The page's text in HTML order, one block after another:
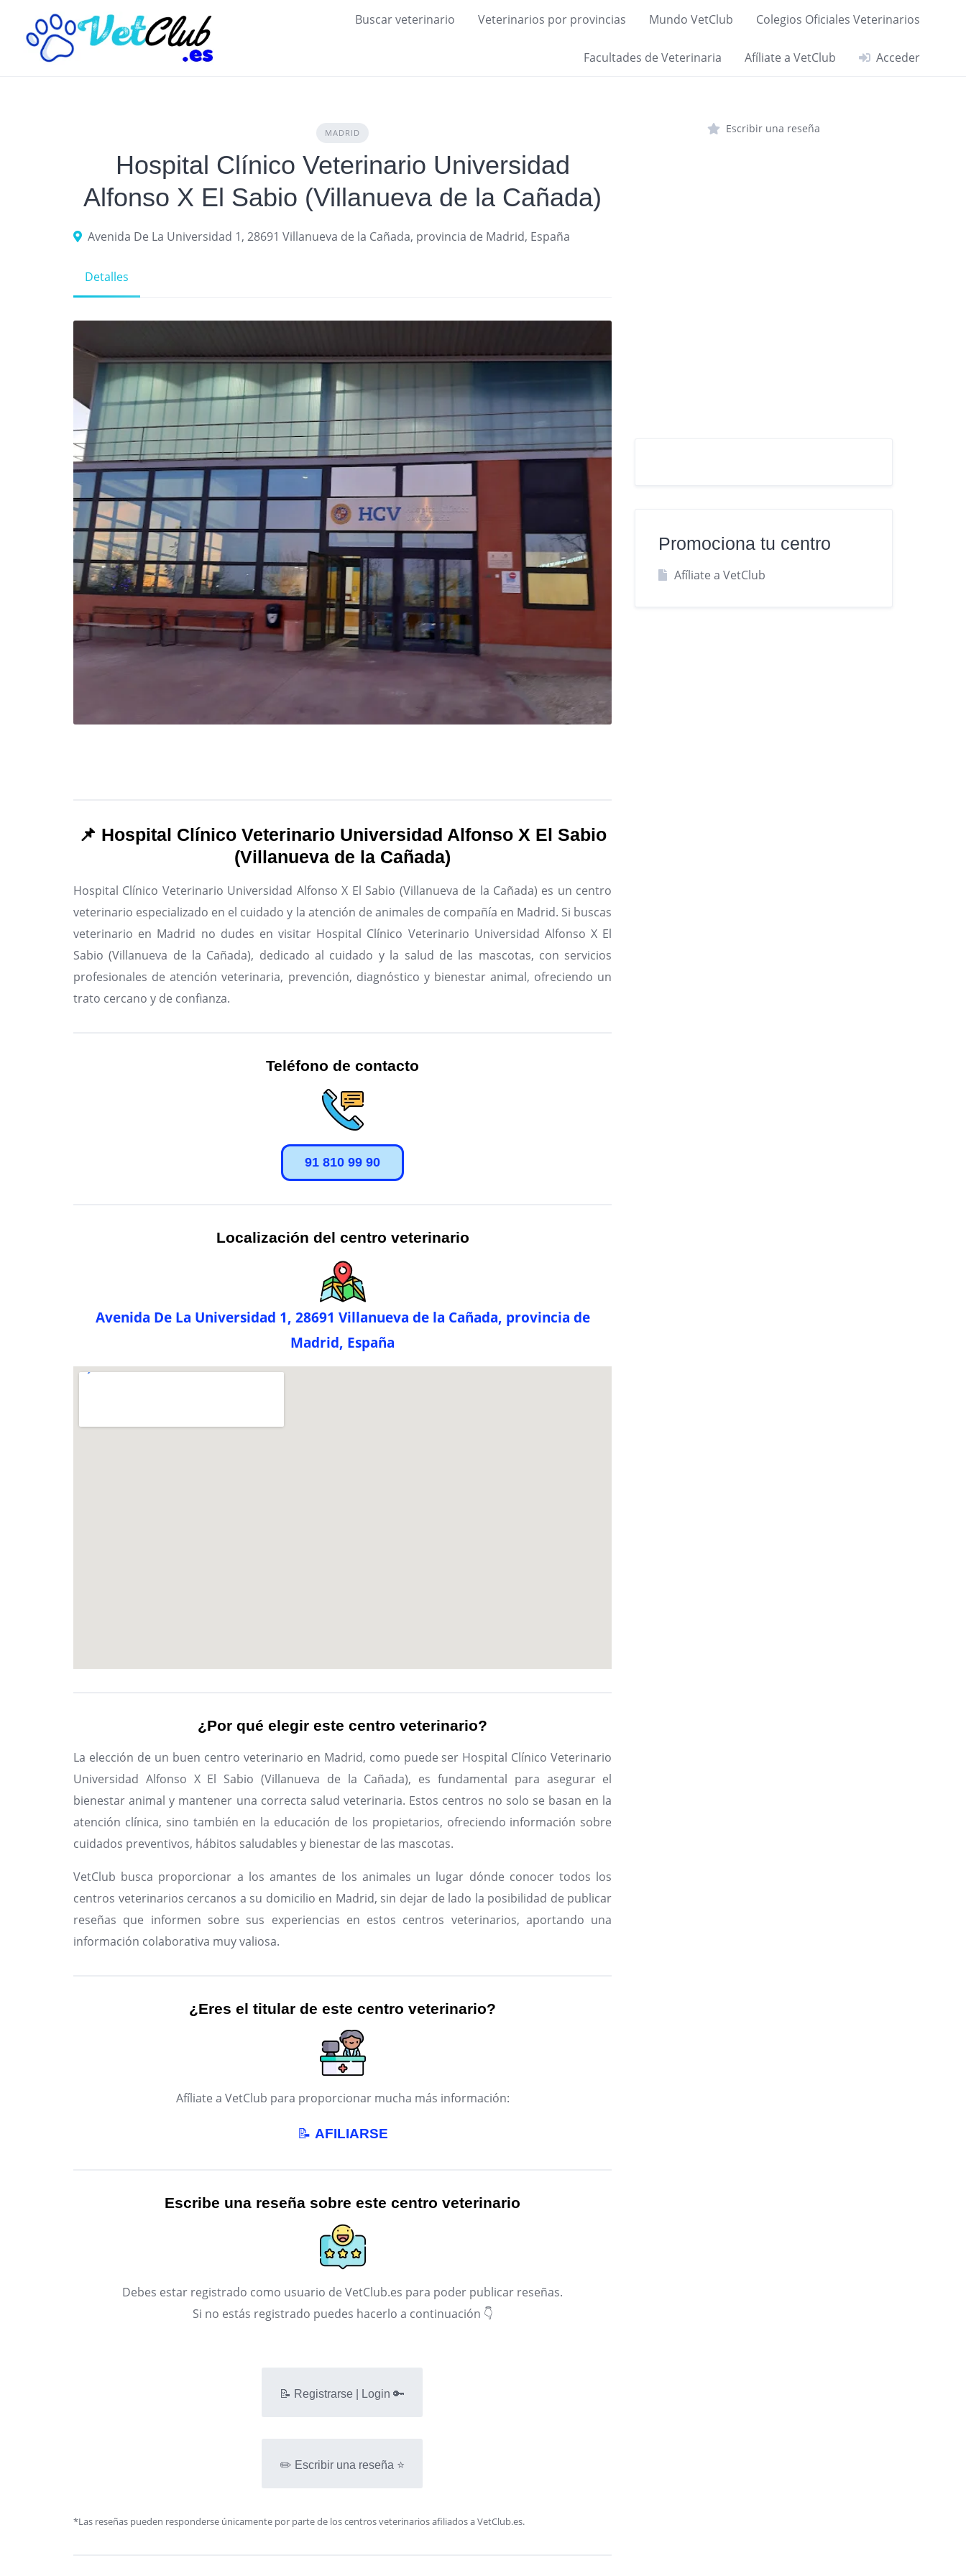
content
Buscar veterinario Veterinarios por provincias Mundo VetClub Colegios Oficiales Veterinarios
Facultades de Veterinaria Afíliate a VetClub Acceder
MADRID
Hospital Clínico Veterinario Universidad
Alfonso X El Sabio (Villanueva de la Cañada)
Avenida De La Universidad 1, 28691 Villanueva de la Cañada, provincia de Madrid, España
Detalles
📌 Hospital Clínico Veterinario Universidad Alfonso X El Sabio
(Villanueva de la Cañada)
Hospital Clínico Veterinario Universidad Alfonso X El Sabio (Villanueva de la Cañada) es un centro
veterinario especializado en el cuidado y la atención de animales de compañía en Madrid. Si buscas
veterinario en Madrid no dudes en visitar Hospital Clínico Veterinario Universidad Alfonso X El
Sabio (Villanueva de la Cañada), dedicado al cuidado y la salud de las mascotas, con servicios
profesionales de atención veterinaria, prevención, diagnóstico y bienestar animal, ofreciendo un
trato cercano y de confianza.
Teléfono de contacto
91 810 99 90
Localización del centro veterinario
Avenida De La Universidad 1, 28691 Villanueva de la Cañada, provincia de
Madrid, España
¿Por qué elegir este centro veterinario?
La elección de un buen centro veterinario en Madrid, como puede ser Hospital Clínico Veterinario
Universidad Alfonso X El Sabio (Villanueva de la Cañada), es fundamental para asegurar el
bienestar animal y mantener una correcta salud veterinaria. Estos centros no solo se basan en la
atención clínica, sino también en la educación de los propietarios, ofreciendo información sobre
cuidados preventivos, hábitos saludables y bienestar de las mascotas.
VetClub busca proporcionar a los amantes de los animales un lugar dónde conocer todos los
centros veterinarios cercanos a su domicilio en Madrid, sin dejar de lado la posibilidad de publicar
reseñas que informen sobre sus experiencias en estos centros veterinarios, aportando una
información colaborativa muy valiosa.
¿Eres el titular de este centro veterinario?
Afíliate a VetClub para proporcionar mucha más información:
📝 AFILIARSE
Escribe una reseña sobre este centro veterinario
Debes estar registrado como usuario de VetClub.es para poder publicar reseñas.
Si no estás registrado puedes hacerlo a continuación 👇
📝 Registrarse | Login 🔑
✏️ Escribir una reseña ⭐
*Las reseñas pueden responderse únicamente por parte de los centros veterinarios afiliados a VetClub.es.
Escribir una reseña
Promociona tu centro
Afíliate a VetClub